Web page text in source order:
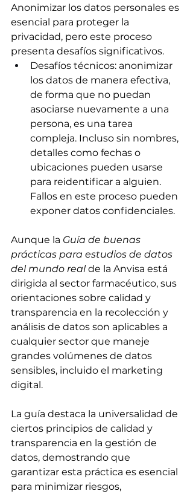
Anonimizar los datos personales es
esencial para proteger la
privacidad, pero este proceso
presenta desafíos significativos.
Desafíos técnicos: anonimizar
los datos de manera efectiva,
de forma que no puedan
asociarse nuevamente a una
persona, es una tarea
compleja. Incluso sin nombres,
detalles como fechas o
ubicaciones pueden usarse
para reidentificar a alguien.
Fallos en este proceso pueden
exponer datos confidenciales.
Aunque la Guía de buenas
prácticas para estudios de datos
del mundo real de la Anvisa está
dirigida al sector farmacéutico, sus
orientaciones sobre calidad y
transparencia en la recolección y
análisis de datos son aplicables a
cualquier sector que maneje
grandes volúmenes de datos
sensibles, incluido el marketing
digital.
La guía destaca la universalidad de
ciertos principios de calidad y
transparencia en la gestión de
datos, demostrando que
garantizar esta práctica es esencial
para minimizar riesgos,